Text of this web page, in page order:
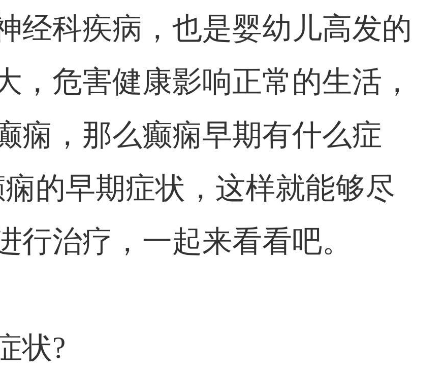
经科疾病，也是婴幼儿高发的
，危害健康影响正常的生活，
痫，那么癫痫早期有什么症
的早期症状，这样就能够尽
行治疗，一起来看看吧。
状?